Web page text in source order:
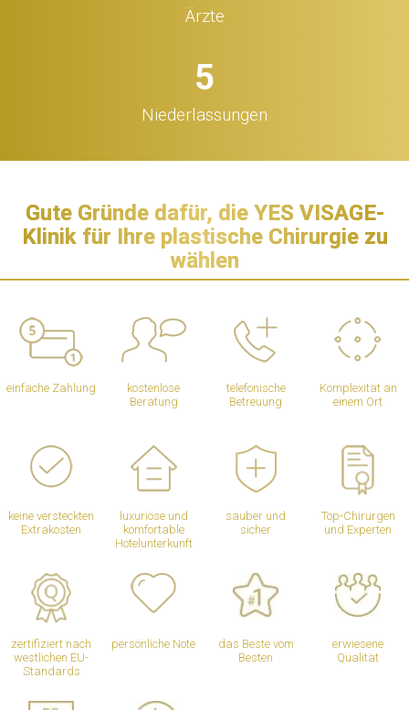
Ärzte
5
Niederlassungen
Gute Gründe dafür, die YES VISAGE-
Klinik für Ihre plastische Chirurgie zu
wählen
einfache Zahlung
kostenlose
Beratung
telefonische
Betreuung
Komplexität an
einem Ort
keine versteckten
Extrakosten
luxuriöse und
komfortable
Hotelunterkunft
sauber und
sicher
Top-Chirurgen
und Experten
zertifiziert nach
westlichen EU-
Standards
persönliche Note
das Beste vom
Besten
erwiesene
Qualität